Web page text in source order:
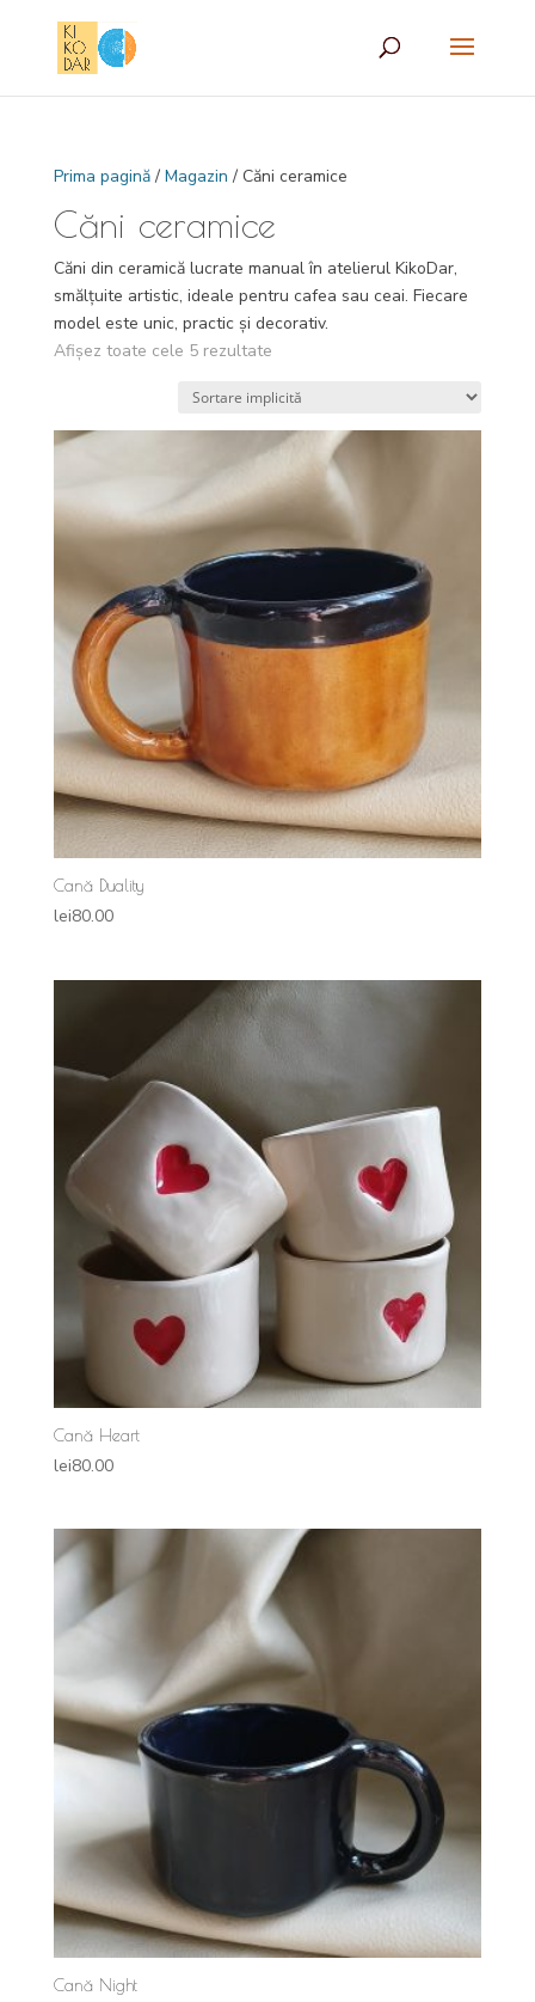
Prima pagină/ Magazin / Căni ceramice
Căni ceramice
Căni din ceramică lucrate manual în atelierul KikoDar,
smălțuite artistic, ideale pentru cafea sau ceai. Fiecare
model este unic, practic și decorativ.
Afișez toate cele 5 rezultate
Cană Duality
lei80.00
Cană Heart
lei80.00
Cană Night